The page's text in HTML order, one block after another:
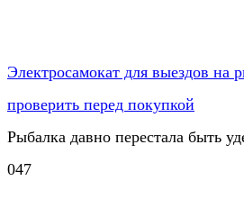
Электросамокат для выездов на
проверить перед покупкой
Рыбалка давно перестала быть
047